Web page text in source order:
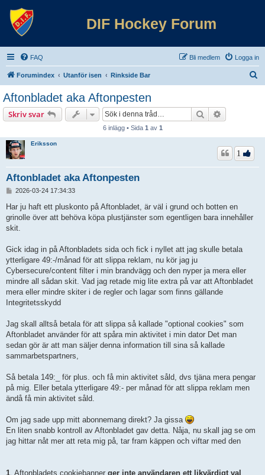
DIF Hockey Forum
FAQ Logga in
Bli medlem
Forumindex Utanför isen Rinkside Bar
Aftonbladet aka Aftonpesten
Skriv svar Sök
6 inlägg • Sida 1 av 1
Eriksson
Aftonbladet aka Aftonpesten
1
l
ä
g
g
2026-03-24 17:34:33
Har ju haft ett pluskonto på Aftonbladet, är väl i grund och botten en
grinolle över att behöva köpa plustjänster som egentligen bara innehåller
skit.
Gick idag in på Aftonbladets sida och fick i nyllet att jag skulle betala
ytterligare 49:-/månad för att slippa reklam, nu kör jag ju
Cybersecure/content filter i min brandvägg och den nyper ja mera eller
mindre all sådan skit. Vad jag retade mig lite extra på var att Aftonbladet
mera eller mindre skiter i de regler och lagar som finns gällande
Integritetsskydd
Jag skall alltså betala för att slippa så kallade "optional cookies" som
Aftonbladet använder för att spåra min aktivitet i min dator Det man
sedan gör är att man säljer denna information till sina så kallade
sammarbetspartners,
Så betala 149:_ för plus. och få min aktivitet såld, dvs tjäna mera pengar
på mig. Eller betala ytterligare 49:- per månad för att slippa reklam men
ändå få min aktivitet såld.
Om jag sade upp mitt abonnemang direkt? Ja gissa
En liten snabb kontroll av Aftonbladet gav detta. Nåja, nu skall jag se om
jag hittar nåt mer att reta mig på, tar fram käppen och viftar med den
1 . Aftonbladets cookiebanner ger inte användaren ett likvärdigt val